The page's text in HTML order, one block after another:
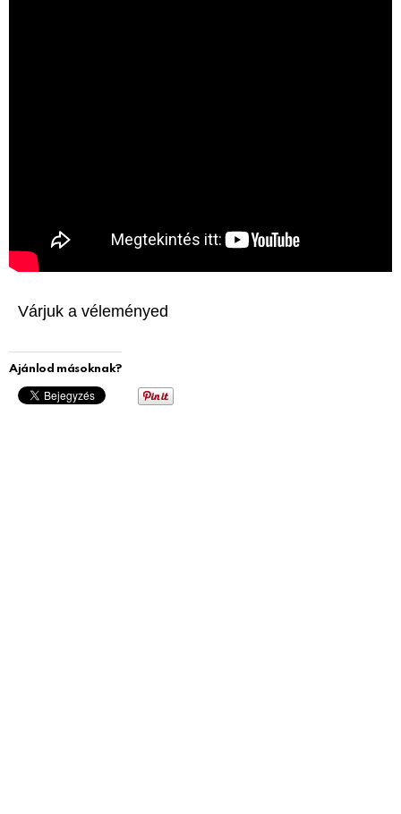
Várjuk a véleményed
Ajánlod másoknak?